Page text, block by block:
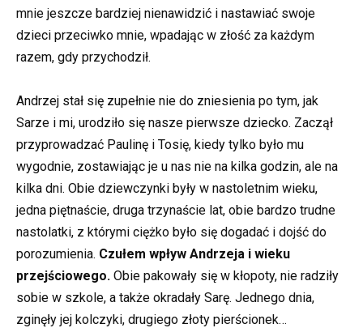
mnie jeszcze bardziej nienawidzić i nastawiać swoje
dzieci przeciwko mnie, wpadając w złość za każdym
razem, gdy przychodził.
Andrzej stał się zupełnie nie do zniesienia po tym, jak
Sarze i mi, urodziło się nasze pierwsze dziecko. Zaczął
przyprowadzać Paulinę i Tosię, kiedy tylko było mu
wygodnie, zostawiając je u nas nie na kilka godzin, ale na
kilka dni. Obie dziewczynki były w nastoletnim wieku,
jedna piętnaście, druga trzynaście lat, obie bardzo trudne
nastolatki, z którymi ciężko było się dogadać i dojść do
porozumienia. Czułem wpływ Andrzeja i wieku
przejściowego. Obie pakowały się w kłopoty, nie radziły
sobie w szkole, a także okradały Sarę. Jednego dnia,
zginęły jej kolczyki, drugiego złoty pierścionek…